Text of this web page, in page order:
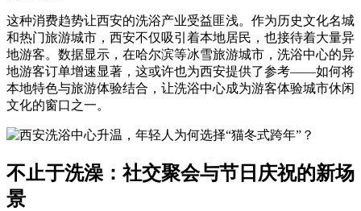
这种消费趋势让西安的洗浴产业受益匪浅。作为历史文化名城
和热门旅游城市，西安不仅吸引着本地居民，也接待着大量异
地游客。数据显示，在哈尔滨等冰雪旅游城市，洗浴中心的异
地游客订单增速显著，这或许也为西安提供了参考——如何将
本地特色与旅游体验结合，让洗浴中心成为游客体验城市休闲
文化的窗口之一。
不止于洗澡：社交聚会与节日庆祝的新场
景